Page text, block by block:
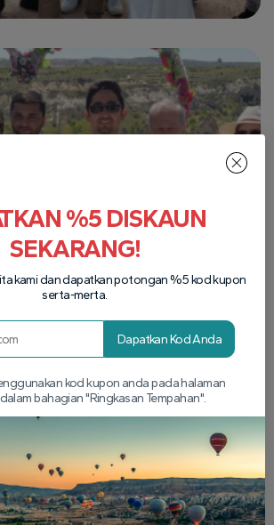
%5 DISKAUN
SEKARANG!
kami dan dapatkan potongan %5 kod kupon
serta-merta.
Dapatkan Kod Anda
kod kupon anda pada halaman
bahagian "Ringkasan Tempahan".